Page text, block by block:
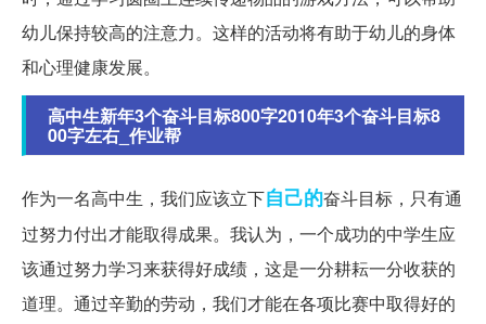
幼儿保持较高的注意力。这样的活动将有助于幼儿的身体
和心理健康发展。
高中生新年3个奋斗目标800字2010年3个奋斗目标8
00字左右_作业帮
作为一名高中生，我们应该立下自己的奋斗目标，只有通
过努力付出才能取得成果。我认为，一个成功的中学生应
该通过努力学习来获得好成绩，这是一分耕耘一分收获的
道理。通过辛勤的劳动，我们才能在各项比赛中取得好的